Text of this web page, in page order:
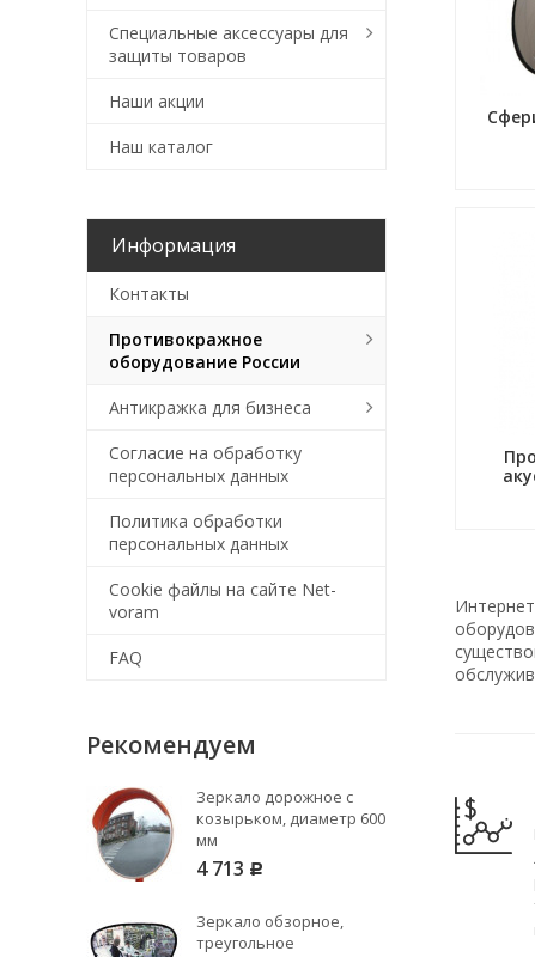
Специальные аксессуары для
защиты товаров
Наши акции
Наш каталог
Информация
Контакты
Противокражное
оборудование России
Антикражка для бизнеса
Согласие на обработку
персональных данных
Политика обработки
персональных данных
Cookie файлы на сайте Net-
voram
FAQ
Рекомендуем
Зеркало дорожное с
козырьком, диаметр 600
мм
4 713 Р
Зеркало обзорное,
треугольное